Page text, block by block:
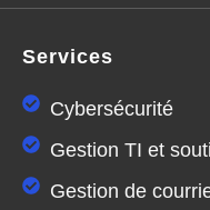
Services
Cybersécurité
Gestion TI et
Gestion de